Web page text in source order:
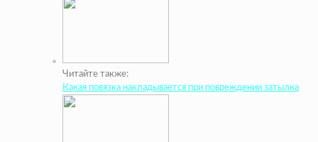
Читайте также:
Какая повязка накладывается при повреждении затылка